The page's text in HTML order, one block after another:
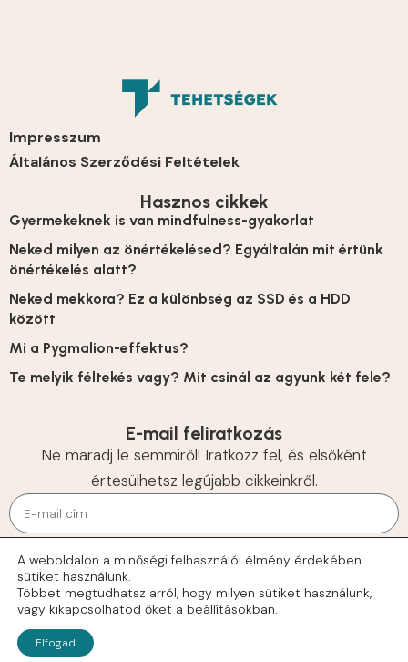
Impresszum
Általános Szerződési Feltételek
Hasznos cikkek
Gyermekeknek is van mindfulness-gyakorlat
Neked milyen az önértékelésed? Egyáltalán mit értünk
önértékelés alatt?
Neked mekkora? Ez a különbség az SSD és a HDD
között
Mi a Pygmalion-effektus?
Te melyik féltekés vagy? Mit csinál az agyunk két fele?
E-mail feliratkozás
Ne maradj le semmiről! Iratkozz fel, és elsőként
értesülhetsz legújabb cikkeinkről.
KÜLDÉS
© 2026 Tehetségek
A weboldalon a minőségi felhasználói élmény érdekében
sütiket használunk.
Többet megtudhatsz arról, hogy milyen sütiket használunk,
vagy kikapcsolhatod őket a beállításokban.
Elfogad